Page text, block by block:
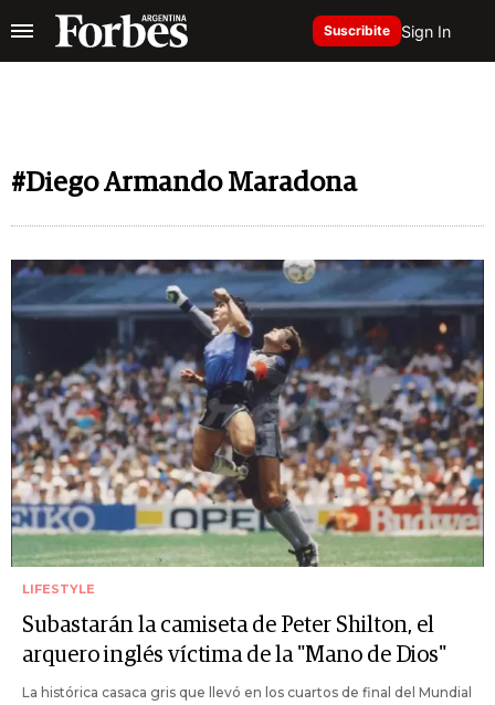
Suscribite Sign In
#Diego Armando Maradona
LIFESTYLE
Subastarán la camiseta de Peter Shilton, el
arquero inglés víctima de la "Mano de Dios"
La histórica casaca gris que llevó en los cuartos de final del Mundial